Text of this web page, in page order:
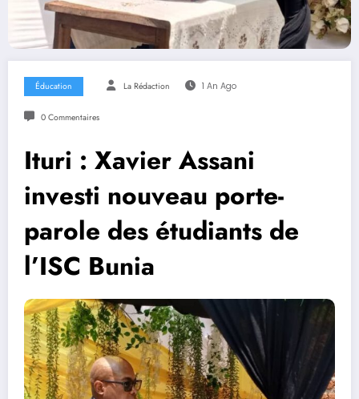
Éducation La Rédaction 1 An Ago
0 Commentaires
Ituri : Xavier Assani
investi nouveau porte-
parole des étudiants de
l’ISC Bunia